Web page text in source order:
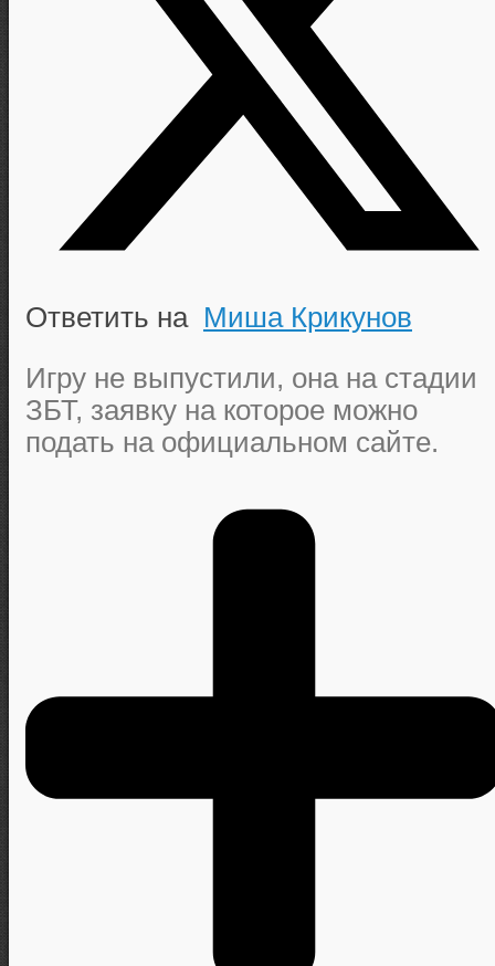
Ответить на Миша Крикунов
Игру не выпустили, она на стадии
ЗБТ, заявку на которое можно
подать на официальном сайте.